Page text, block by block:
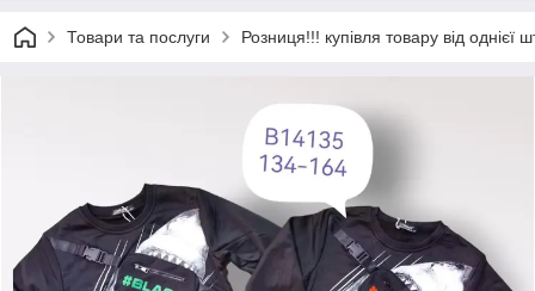
Товари та послуги Розниця!!! купівля товару від однієї